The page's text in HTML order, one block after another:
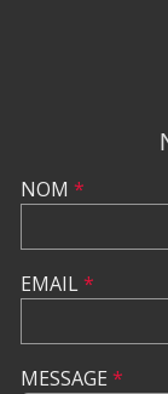
NOM *
EMAIL*
MESSAGE *